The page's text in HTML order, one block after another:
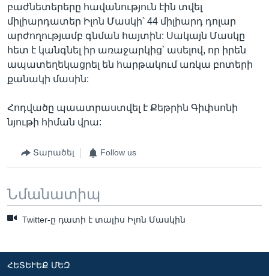
բաժնետերերը հավանություն էին տվել
միլիարդատեր Իլոն Մասկի՝ 44 միլիարդ դոլար
արժողությամբ գնման հայտին: Սակայն Մասկը
հետ է կանգնել իր առաջարկից՝ ասելով, որ իրեն
ապատեղեկացրել են հարթակում առկա բոտերի
քանակի մասին:
Հոդվածը պաատրաստվել է Քեթրին Գիփսոնի
նյութի հիման վրա:
Տարածել Follow us
Նմանատիպ
Twitter-ը դատի է տալիս Իլոն Մասկին
ՀԵՏԵՒԵՔ ՄԵԶ